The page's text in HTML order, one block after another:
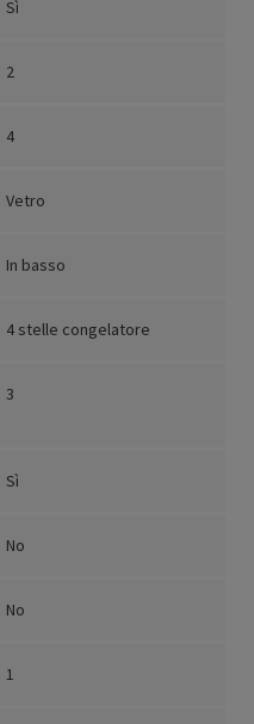
Sì
2
4
Vetro
In basso
4 stelle congelatore
3
Sì
No
No
1